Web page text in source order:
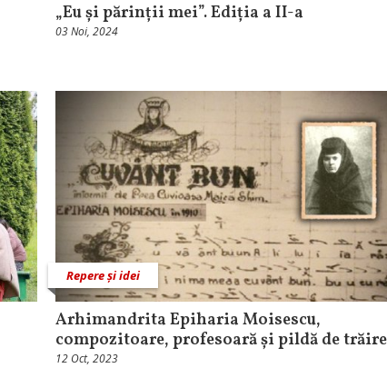
„Eu și părinții mei”. Ediția a II-a
03 Noi, 2024
Repere și idei
Arhimandrita Epiharia Moisescu,
compozitoare, profesoară și pildă de trăire
12 Oct, 2023